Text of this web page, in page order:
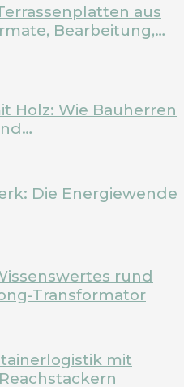
aus
Bearbeitung,…
Holz: Wie Bauherren
Die Energiewende
rund
Transformator
mit